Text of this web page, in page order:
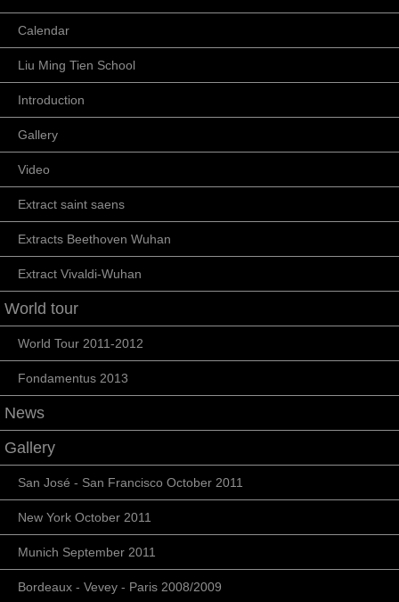
Calendar
Liu Ming Tien School
Introduction
Gallery
Video
Extract saint saens
Extracts Beethoven Wuhan
Extract Vivaldi-Wuhan
World tour
World Tour 2011-2012
Fondamentus 2013
News
Gallery
San José - San Francisco October 2011
New York October 2011
Munich September 2011
Bordeaux - Vevey - Paris 2008/2009